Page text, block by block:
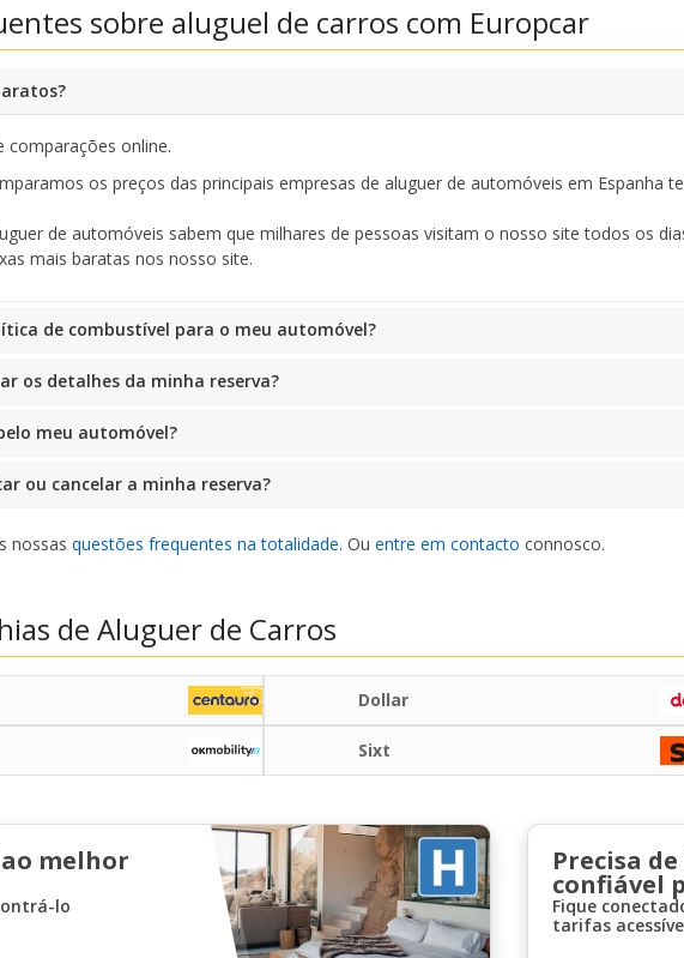
sobre aluguel de carros com Europcar
comparações online.
os preços das principais empresas de aluguer de automóveis em
de automóveis sabem que milhares de pessoas visitam o nosso site todos os
mais baratas nos nosso site.
de combustível para o meu automóvel?
os detalhes da minha reserva?
meu automóvel?
ou cancelar a minha reserva?
nossas questões frequentes na totalidade. Ou entre em contacto connosco.
de Aluguer de Carros
Dollar
Sixt
melhor
lo
Precisa
confiável
Fique
tarifas
Iniciar sessão com eLink